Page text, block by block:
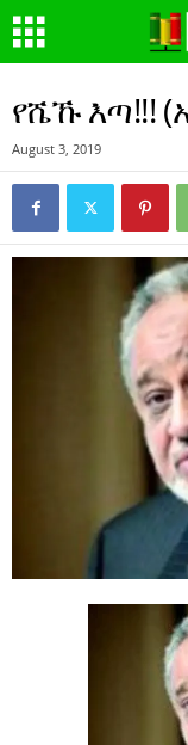
የሼኹ እጣ!!!
August 3, 2019